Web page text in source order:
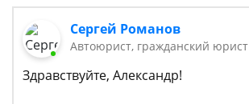
Сергей Романов
Автоюрист, гражданский юрист
Здравствуйте, Александр!